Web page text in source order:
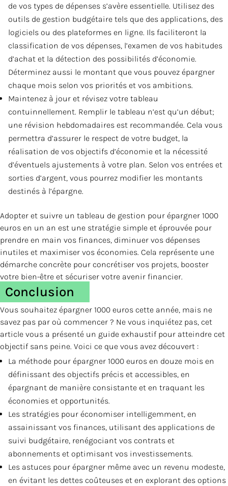
de vos types de dépenses s’avère essentielle. Utilisez des
outils de gestion budgétaire tels que des applications, des
logiciels ou des plateformes en ligne. Ils faciliteront la
classification de vos dépenses, l’examen de vos habitudes
d’achat et la détection des possibilités d’économie.
Déterminez aussi le montant que vous pouvez épargner
chaque mois selon vos priorités et vos ambitions.
Maintenez à jour et révisez votre tableau
contuinnellement. Remplir le tableau n’est qu’un début;
une révision hebdomadaires est recommandée. Cela vous
permettra d’assurer le respect de votre budget, la
réalisation de vos objectifs d’économie et la nécessité
d’éventuels ajustements à votre plan. Selon vos entrées et
sorties d’argent, vous pourrez modifier les montants
destinés à l’épargne.
Adopter et suivre un tableau de gestion pour épargner 1000
euros en un an est une stratégie simple et éprouvée pour
prendre en main vos finances, diminuer vos dépenses
inutiles et maximiser vos économies. Cela représente une
démarche concrète pour concrétiser vos projets, booster
votre bien-être et sécuriser votre avenir financier.
Conclusion
Vous souhaitez épargner 1000 euros cette année, mais ne
savez pas par où commencer ? Ne vous inquiétez pas, cet
article vous a présenté un guide exhaustif pour atteindre cet
objectif sans peine. Voici ce que vous avez découvert :
La méthode pour épargner 1000 euros en douze mois en
définissant des objectifs précis et accessibles, en
épargnant de manière consistante et en traquant les
économies et opportunités.
Les stratégies pour économiser intelligemment, en
assainissant vos finances, utilisant des applications de
suivi budgétaire, renégociant vos contrats et
abonnements et optimisant vos investissements.
Les astuces pour épargner même avec un revenu modeste,
en évitant les dettes coûteuses et en explorant des options